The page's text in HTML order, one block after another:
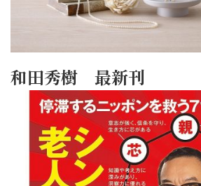
和田秀樹 最新刊